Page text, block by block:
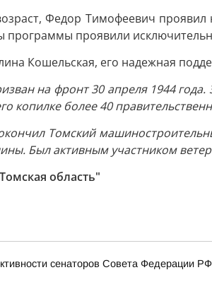
Федор Тимофеевич
программы проявили
Кошельская, его надежная
на фронт 30 апреля 1944
копилке более 40
Томский
Был активным участником
область"
сенаторов Совета Федерации